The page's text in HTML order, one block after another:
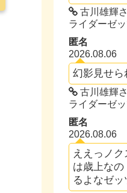
古川雄輝
ライダーゼッ
匿名
2026.08.06
幻影見せら
古川雄輝
ライダーゼッ
匿名
2026.08.06
ええっノ
は歳上な
るよなゼ